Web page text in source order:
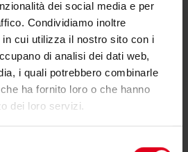
dei social media e per
Condividiamo inoltre
cui utilizza il nostro sito con i
di analisi dei dati web,
i quali potrebbero combinarle
ha fornito loro o che hanno
dei loro servizi.
di capitolato